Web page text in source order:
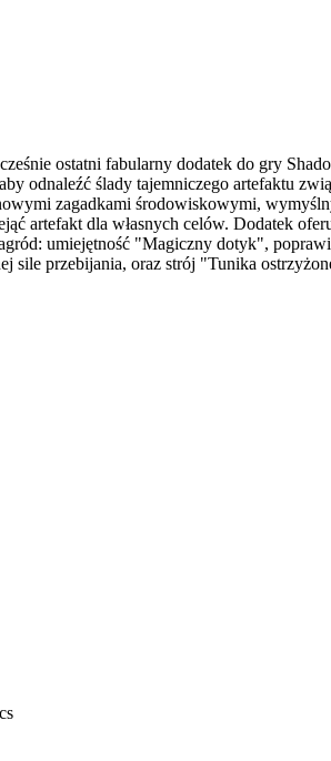
ostatni fabularny dodatek do gry
odnaleźć ślady tajemniczego artefaktu
zagadkami środowiskowymi,
artefakt dla własnych celów. Dodatek
umiejętność "Magiczny dotyk",
sile przebijania, oraz strój "Tunika